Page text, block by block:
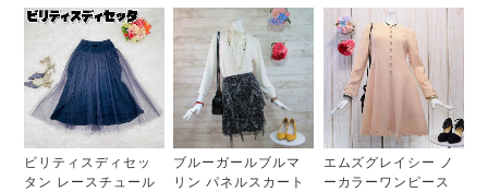
ビリティスディセッ
タン レースチュール
ブルーガールブルマ
リン パネルスカート
エムズグレイシー ノ
ーカラーワンピース